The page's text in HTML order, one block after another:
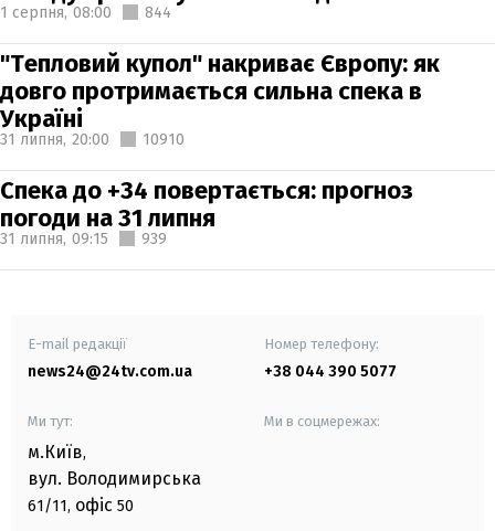
1 серпня, 08:00 844
"Тепловий купол" накриває Європу: як
довго протримається сильна спека в
Україні
31 липня, 20:00 10910
Спека до +34 повертається: прогноз
погоди на 31 липня
31 липня, 09:15 939
E-mail редакції
news24@24tv.com.ua
Номер телефону:
+38 044 390 5077
Ми тут:
м.Київ,
вул. Володимирська
61/11, офіс 50
Ми в соцмережах: